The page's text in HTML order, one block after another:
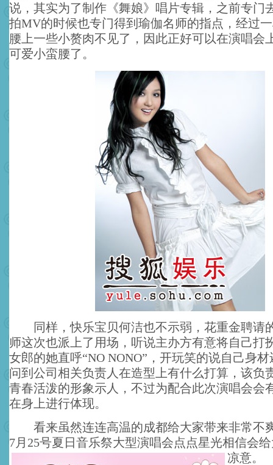
说，其实为了制作《舞娘》唱片专辑，之前专门
拍MV的时候也专门得到瑜伽名师的指点，经过
腰上一些小赘肉不见了，因此正好可以在演唱会
可爱小蛮腰了。
同样，快乐宝贝何洁也不示弱，花重金聘请
师这次也派上了用场，听说主办方有意将自己打
女郎的她直呼“NO NONO”，开玩笑的说自己身材
问到公司相关负责人在造型上有什么打算，该负
青春活泼的形象示人，不过为配合此次演唱会会
在身上进行体现。
看来虽然连连高温的成都给大家带来非常不
7月25号夏日音乐祭大型演唱会点点星光相信会
凉意。